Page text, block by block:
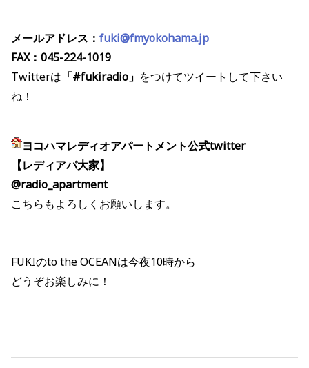
メールアドレス： fuki@fmyokohama.jp
FAX：045-224-1019
Twitterは 「#fukiradio」 をつけてツイートして下さい
ね！
ヨコハマレディオアパートメント公式twitter
【レディアパ大家】
@radio_apartment
こちらもよろしくお願いします。
FUKIのto the OCEANは今夜10時から
どうぞお楽しみに！